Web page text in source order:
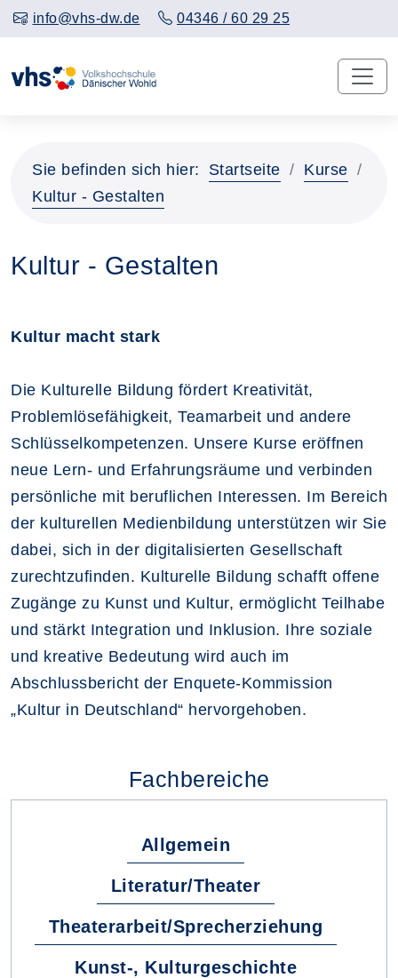
info@vhs-dw.de 04346 / 60 29 25
Sie befinden sich hier: Startseite
Kurse
Kultur - Gestalten
Kultur - Gestalten
Kultur macht stark
Die Kulturelle Bildung fördert Kreativität,
Problemlösefähigkeit, Teamarbeit und andere
Schlüsselkompetenzen. Unsere Kurse eröffnen
neue Lern- und Erfahrungsräume und verbinden
persönliche mit beruflichen Interessen. Im Bereich
der kulturellen Medienbildung unterstützen wir Sie
dabei, sich in der digitalisierten Gesellschaft
zurechtzufinden. Kulturelle Bildung schafft offene
Zugänge zu Kunst und Kultur, ermöglicht Teilhabe
und stärkt Integration und Inklusion. Ihre soziale
und kreative Bedeutung wird auch im
Abschlussbericht der Enquete-Kommission
„Kultur in Deutschland“ hervorgehoben.
Fachbereiche
Allgemein
Literatur/Theater
Theaterarbeit/Sprecherziehung
Kunst-, Kulturgeschichte